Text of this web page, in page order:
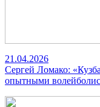
21.04.2026
Сергей Ломако:
опытными